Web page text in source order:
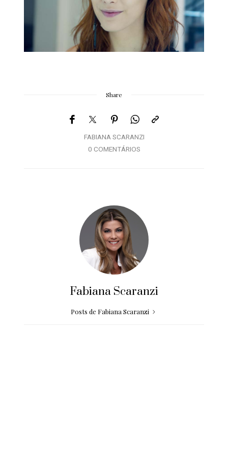
Share
FABIANA SCARANZI
0 COMENTÁRIOS
Fabiana Scaranzi
Posts de Fabiana Scaranzi